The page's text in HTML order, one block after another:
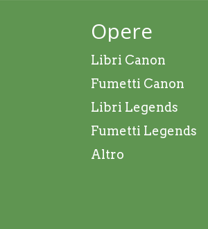
Opere
Libri Canon
Fumetti Canon
Libri Legends
Fumetti Legends
Altro